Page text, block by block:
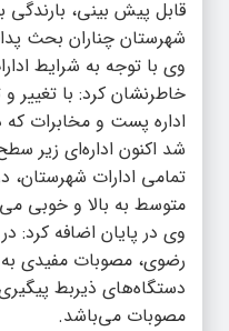
قابل پیش بینی،
شهرستان چناران بحث
وی با توجه به شرایط
خاطرنشان کرد: با تغییر
اداره پست و مخابرات که
شد اکنون اداره‌ای زیر
تمامی ادارات شهرستان،
متوسط به بالا و خوبی
وی در پایان اضافه کرد:
رضوی، مصوبات مفیدی
دستگاه‌های ذیربط
مصوبات می‌باشد.